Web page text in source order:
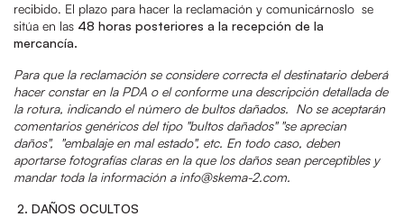
recibido. El plazo para hacer la reclamación y comunicárnoslo se
sitúa en las 48 horas posteriores a la recepción de la
mercancía.
Para que la reclamación se considere correcta el destinatario deberá
hacer constar en la PDA o el conforme una descripción detallada de
la rotura, indicando el número de bultos dañados. No se aceptarán
comentarios genéricos del tipo "bultos dañados" "se aprecian
daños", "embalaje en mal estado", etc. En todo caso, deben
aportarse fotografías claras en la que los daños sean perceptibles y
mandar toda la información a info@skema-2.com.
2. DAÑOS OCULTOS